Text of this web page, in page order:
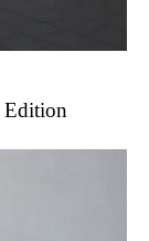
Edition